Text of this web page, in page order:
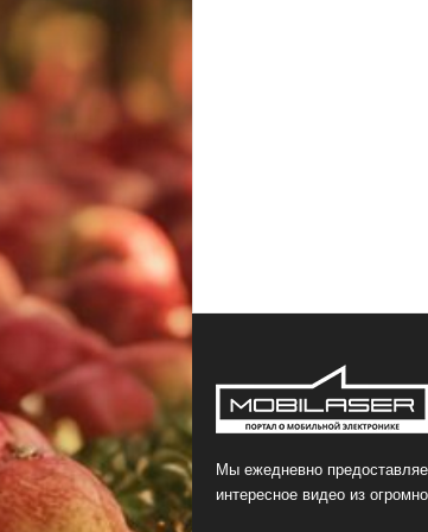
Мы ежедневно
интересное видео из